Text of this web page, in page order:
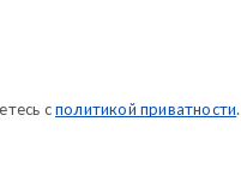
с политикой приватности.